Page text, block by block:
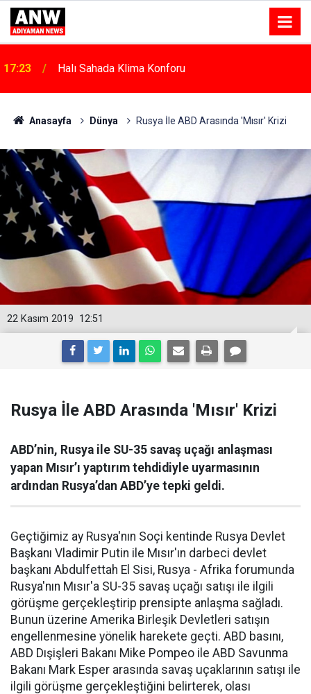
17:18 Depremde Azalan Derslik Sayısı Yeni Okullarla Arttı
Anasayfa Dünya Rusya İle ABD Arasında 'Mısır' Krizi
12:51
22 Kasım 2019
Rusya İle ABD Arasında 'Mısır' Krizi
ABD’nin, Rusya ile SU-35 savaş uçağı anlaşması
yapan Mısır’ı yaptırım tehdidiyle uyarmasının
ardından Rusya’dan ABD’ye tepki geldi.
Geçtiğimiz ay Rusya'nın Soçi kentinde Rusya Devlet
Başkanı Vladimir Putin ile Mısır'ın darbeci devlet
başkanı Abdulfettah El Sisi, Rusya - Afrika forumunda
Rusya'nın Mısır'a SU-35 savaş uçağı satışı ile ilgili
görüşme gerçekleştirip prensipte anlaşma sağladı.
Bunun üzerine Amerika Birleşik Devletleri satışın
engellenmesine yönelik harekete geçti. ABD basını,
ABD Dışişleri Bakanı Mike Pompeo ile ABD Savunma
Bakanı Mark Esper arasında savaş uçaklarının satışı ile
ilgili görüşme gerçekleştiğini belirterek, olası